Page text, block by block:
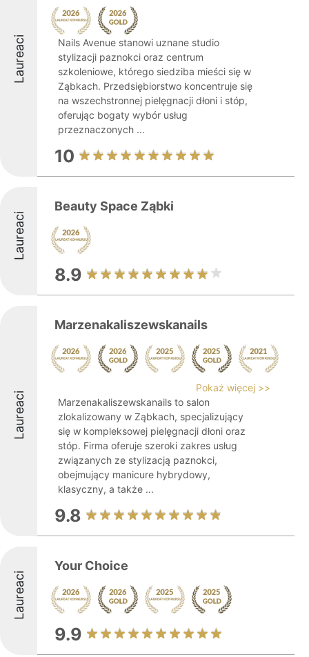
Laureaci
Nails Avenue stanowi uznane studio
stylizacji paznokci oraz centrum
szkoleniowe, którego siedziba mieści się w
Ząbkach. Przedsiębiorstwo koncentruje się
na wszechstronnej pielęgnacji dłoni i stóp,
oferując bogaty wybór usług
przeznaczonych ...
10
Laureaci
Beauty Space Ząbki
8.9
Laureaci
Marzenakaliszewskanails
Pokaż więcej >>
Marzenakaliszewskanails to salon
zlokalizowany w Ząbkach, specjalizujący
się w kompleksowej pielęgnacji dłoni oraz
stóp. Firma oferuje szeroki zakres usług
związanych ze stylizacją paznokci,
obejmujący manicure hybrydowy,
klasyczny, a także ...
9.8
Laureaci
Your Choice
9.9